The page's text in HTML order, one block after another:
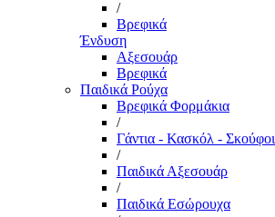
/
Βρεφικά
Ένδυση
Αξεσουάρ
Βρεφικά
Παιδικά Ρούχα
Βρεφικά Φορμάκια
/
Γάντια - Κασκόλ - Σκούφοι
/
Παιδικά Αξεσουάρ
/
Παιδικά Εσώρουχα